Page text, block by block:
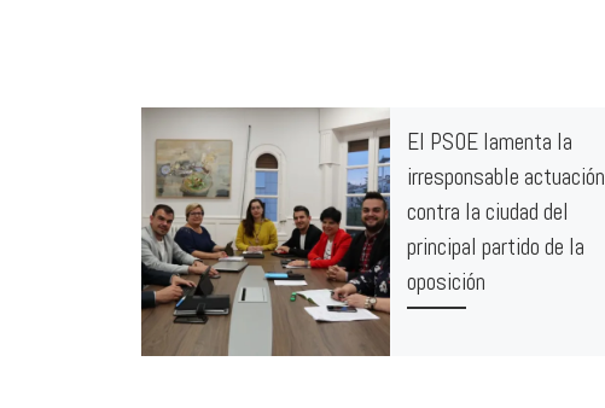
El PSOE lamenta la
irresponsable actuación
contra la ciudad del
principal partido de la
oposición